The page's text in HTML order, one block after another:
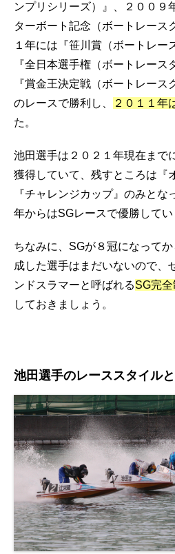
ンプリシリーズ）』、２００９
ターボート記念（ボートレース
１年には『笹川賞（ボートレー
『全日本選手権（ボートレース
『賞金王決定戦（ボートレース
のレースで勝利し、
２０１１年
た。
池田選手は２０２１年現在まで
獲得していて、残すところは『
『チャレンジカップ』のみとな
年からはSGレースで優勝してい
ちなみに、SGが８冠になって
成した選手はまだいないので、
ンドスラマーと呼ばれるSG完
しておきましょう。
池田選手のレーススタイル